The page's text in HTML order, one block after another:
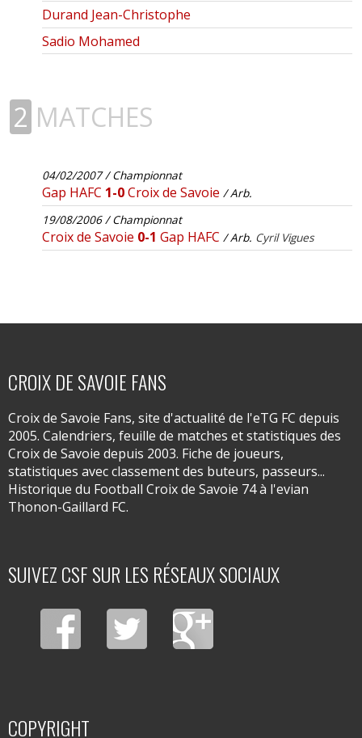
Durand Jean-Christophe
Sadio Mohamed
2 MATCHES
04/02/2007 / Championnat
Gap HAFC 1-0Croix de Savoie / Arb.
19/08/2006 / Championnat
Croix de Savoie 0-1 Gap HAFC / Arb. Cyril Vigues
CROIX DE SAVOIE FANS
Croix de Savoie Fans, site d'actualité de l'eTG FC depuis
2005. Calendriers, feuille de matches et statistiques des
Croix de Savoie depuis 2003. Fiche de joueurs,
statistiques avec classement des buteurs, passeurs...
Historique du Football Croix de Savoie 74 à l'evian
Thonon-Gaillard FC.
SUIVEZ CSF SUR LES RÉSEAUX SOCIAUX
COPYRIGHT